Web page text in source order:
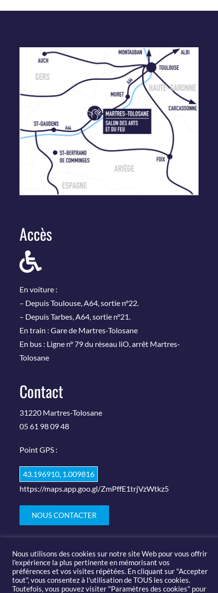
Accès
En voiture :
– Depuis Toulouse, A64, sortie n°22.
– Depuis Tarbes, A64, sortie n°21.
En train : Gare de Martres-Tolosane
En bus : Ligne n° 79 du réseau liO, arrêt Martres-
Tolosane
Contact
31220 Martres-Tolosane
05 61 98 09 48
Point GPS :
43.196910, 1.009816
https://maps.app.goo.gl/ZmPffE1trjVzWtkz5
NOUS CONTACTER
Nous utilisons des cookies sur notre site Web pour vous offrir
l'expérience la plus pertinente en mémorisant vos
préférences et vos visites répétées. En cliquant sur "Accepter
tout", vous consentez à l'utilisation de TOUS les cookies.
Toutefois, vous pouvez visiter "Paramètres des cookies" pour